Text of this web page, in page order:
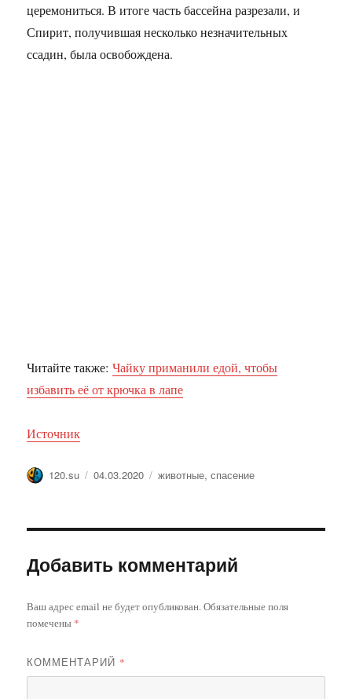
церемониться. В итоге часть бассейна разрезали, и
Спирит, получившая несколько незначительных
ссадин, была освобождена.
Читайте также:Чайку приманили едой, чтобы
избавить её от крючка в лапе
Источник
Автор
120.su Опубликовано
04.03.2020 Метки
животные,спасение
Добавить комментарий
Ваш адрес email не будет опубликован.Обязательные поля
помечены *
КОММЕНТАРИЙ *